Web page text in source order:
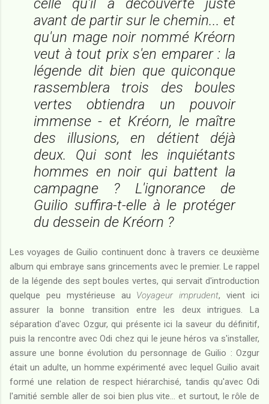
avant de partir sur le chemin... et
qu'un mage noir nommé Kréorn
veut à tout prix s'en emparer : la
légende dit bien que quiconque
rassemblera trois des boules
vertes obtiendra un pouvoir
immense - et Kréorn, le maître
des illusions, en détient déjà
deux. Qui sont les inquiétants
hommes en noir qui battent la
campagne ? L'ignorance de
Guilio suffira-t-elle à le protéger
du dessein de Kréorn ?
Les voyages de Guilio continuent donc à travers ce deuxième
album qui embraye sans grincements avec le premier. Le rappel
de la légende des sept boules vertes, qui servait d'introduction
quelque peu mystérieuse au Voyageur imprudent, vient ici
assurer la bonne transition entre les deux intrigues. La
séparation d'avec Ozgur, qui présente ici la saveur du définitif,
puis la rencontre avec Odi chez qui le jeune héros va s'installer,
assure une bonne évolution du personnage de Guilio : Ozgur
était un adulte, un homme expérimenté avec lequel Guilio avait
formé une relation de respect hiérarchisé, tandis qu'avec Odi
l'amitié semble aller de soi bien plus vite... et surtout, le rôle de